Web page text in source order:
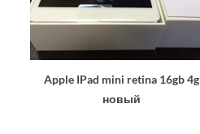
Apple IPad mini retina 16gb 4g
новый